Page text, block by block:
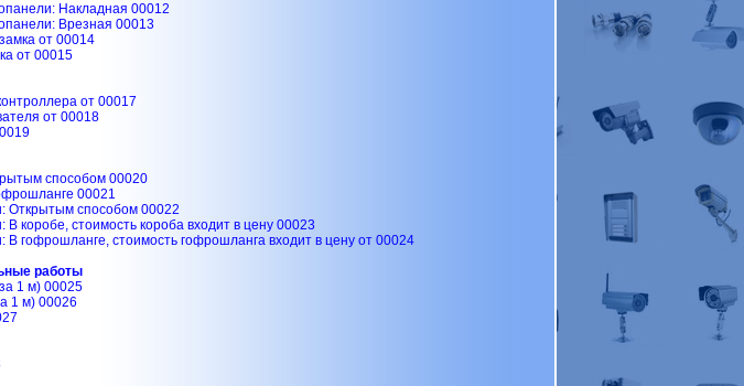
Накладная 00012
Врезная 00013
от 00014
от 00015
от 00017
от 00018
способом 00020
00021
Открытым способом 00022
коробе, стоимость короба входит в цену 00023
В гофрошланге, стоимость гофрошланга входит в цену от 00024
работы
1 м) 00025
1 м) 00026